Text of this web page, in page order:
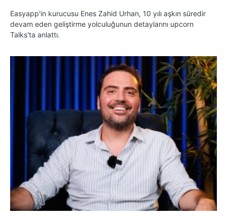
Easyapp'in kurucusu Enes Zahid Urhan, 10 yılı aşkın süredir
devam eden geliştirme yolculuğunun detaylarını upcorn
Talks'ta anlattı.